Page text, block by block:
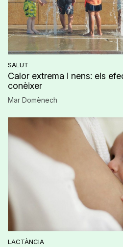
SALUT
Calor extrema i nens: els
conèixer
Mar Domènech
LACTÀNCIA